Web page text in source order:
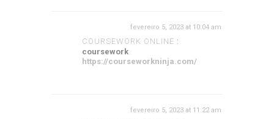
COURSEWORK ONLINE :
fevereiro 5, 2023 at 10:04 am
coursework
https://courseworkninja.com/
fevereiro 5, 2023 at 11:22 am